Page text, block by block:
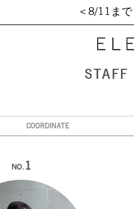
＜8/11まで
STAFF
COORDINATE
NO. 1